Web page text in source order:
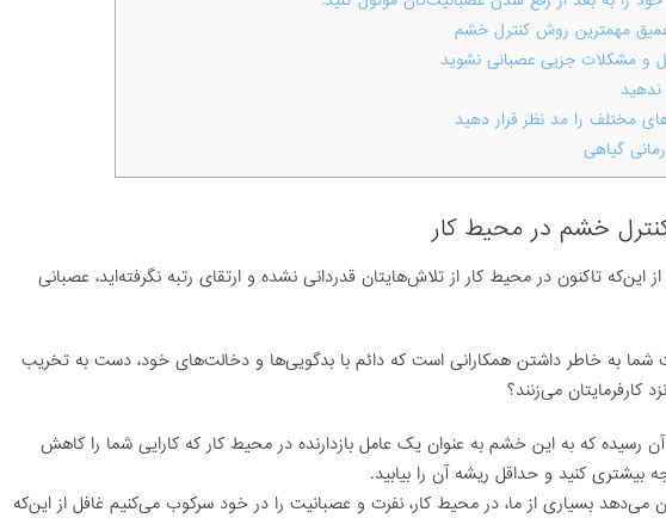
مهمترین روش کنترل خشم
و مشکلات جزیی عصبانی نشوید
مختلف را مد نظر قرار دهید
گیاهی
خشم در محیط کار
این‌که تاکنون در محیط کار از تلاش‌هایتان قدردانی نشده و ارتقای رتبه نگرفته‌اید، عصبانی
شما به خاطر داشتن همکارانی است که دائم با بدگویی‌ها و دخالت‌های خود، دست به تخریب
کارفرمایتان می‌زنند؟
رسیده که به این خشم به عنوان یک عامل بازدارنده در محیط کار که کارایی شما را کاهش
بیشتری کنید و حداقل ریشه آن را بیابید.
می‌دهد بسیاری از ما، در محیط کار، نفرت و عصبانیت را در خود سرکوب می‌کنیم غافل از این‌که